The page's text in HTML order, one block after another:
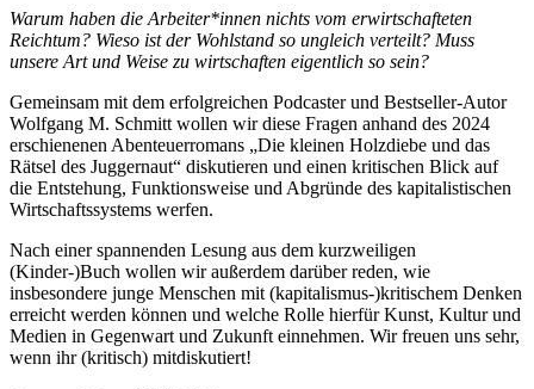
Warum haben die Arbeiter*innen nichts vom erwirtschafteten
Reichtum? Wieso ist der Wohlstand so ungleich verteilt? Muss
unsere Art und Weise zu wirtschaften eigentlich so sein?
Gemeinsam mit dem erfolgreichen Podcaster und Bestseller-Autor
Wolfgang M. Schmitt wollen wir diese Fragen anhand des 2024
erschienenen Abenteuerromans „Die kleinen Holzdiebe und das
Rätsel des Juggernaut“ diskutieren und einen kritischen Blick auf
die Entstehung, Funktionsweise und Abgründe des kapitalistischen
Wirtschaftssystems werfen.
Nach einer spannenden Lesung aus dem kurzweiligen
(Kinder-)Buch wollen wir außerdem darüber reden, wie
insbesondere junge Menschen mit (kapitalismus-)kritischem Denken
erreicht werden können und welche Rolle hierfür Kunst, Kultur und
Medien in Gegenwart und Zukunft einnehmen. Wir freuen uns sehr,
wenn ihr (kritisch) mitdiskutiert!